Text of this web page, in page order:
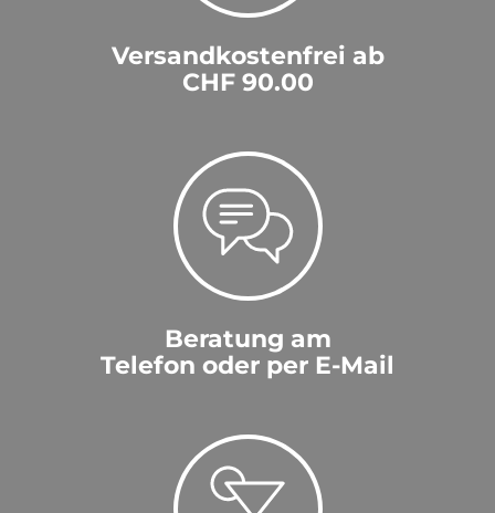
Versandkostenfrei ab
CHF 90.00
Beratung am
Telefon oder per E-Mail